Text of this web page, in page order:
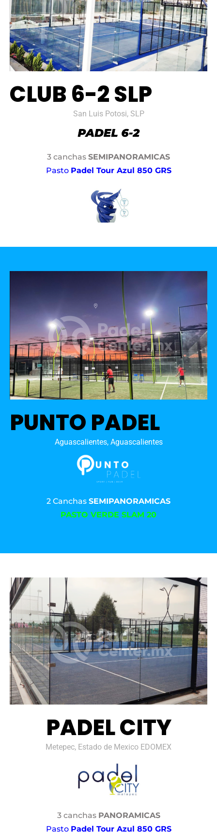
CLUB 6-2 SLP
San Luis Potosi, SLP
3 canchas SEMIPANORAMICAS
Pasto Padel Tour Azul 850 GRS
PUNTO PADEL
Aguascalientes, Aguascalientes
2 Canchas SEMIPANORAMICAS
PASTO VERDE SLAM 20
PADEL CITY
Metepec, Estado de Mexico EDOMEX
3 canchas PANORAMICAS
Pasto Padel Tour Azul 850 GRS